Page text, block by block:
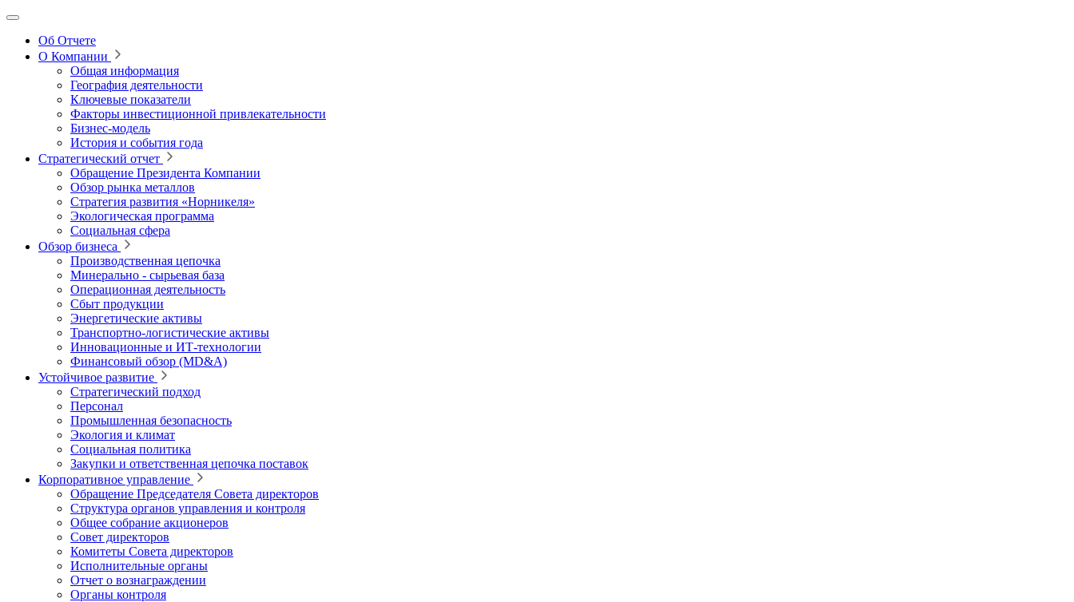
Об Отчете
О Компании
Общая информация
География деятельности
Ключевые показатели
Факторы инвестиционной привлекательности
Бизнес-модель
История и события года
Стратегический отчет
Обращение Президента Компании
Обзор рынка металлов
Стратегия развития «Норникеля»
Экологическая программа
Социальная сфера
Обзор бизнеса
Производственная цепочка
Минерально ‑ сырьевая база
Операционная деятельность
Сбыт продукции
Энергетические активы
Транспортно-логистические активы
Инновационные и ИТ‑технологии
Финансовый обзор (MD&A)
Устойчивое развитие
Стратегический подход
Персонал
Промышленная безопасность
Экология и климат
Социальная политика
Закупки и ответственная цепочка поставок
Корпоративное управление
Обращение Председателя Совета директоров
Структура органов управления и контроля
Общее собрание акционеров
Совет директоров
Комитеты Совета директоров
Исполнительные органы
Отчет о вознаграждении
Органы контроля